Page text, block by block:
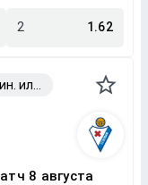
2 1.62
8 августа